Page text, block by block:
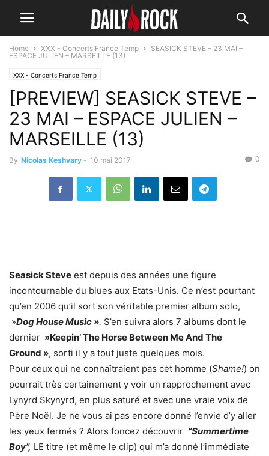
Home XXX - Concerts France Temp
SEASICK STEVE – 23 MAI –
ESPACE JULIEN – MARSEILLE (13)
XXX - Concerts France Temp
[PREVIEW] SEASICK STEVE –
23 MAI – ESPACE JULIEN –
MARSEILLE (13)
By Nicolas Keshvary - 10 mai 2017 0
Seasick Steve est depuis des années une figure
incontournable du blues aux Etats-Unis. Ce n’est pourtant
qu’en 2006 qu’il sort son véritable premier album solo,
»Dog House Music ». S’en suivra alors 7 albums dont le
dernier »Keepin’ The Horse Between Me And The
Ground », sorti il y a tout juste quelques mois.
Pour ceux qui ne connaîtraient pas cet homme (Shame!) on
pourrait très certainement y voir un rapprochement avec
Lynyrd Skynyrd, en plus saturé et avec une vraie voix de
Père Noël. Je ne vous ai pas encore donné l’envie d’y aller
les yeux fermés ? Alors foncez découvrir “Summertime
Boy”, LE titre (et même le clip) qui m’a donné l’immédiate